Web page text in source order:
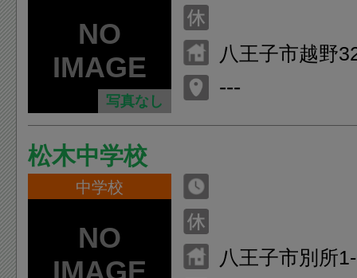
写真なし
八王子市越野
---
松木中学校
中学校
八王子市別所